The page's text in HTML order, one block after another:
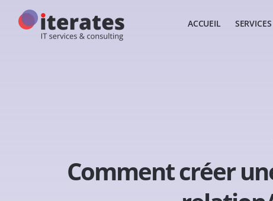
ACCUEIL SERVICES
Comment créer